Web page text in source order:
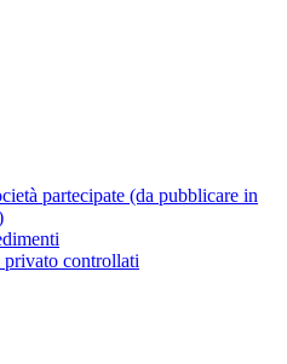
partecipate (da pubblicare in
controllati